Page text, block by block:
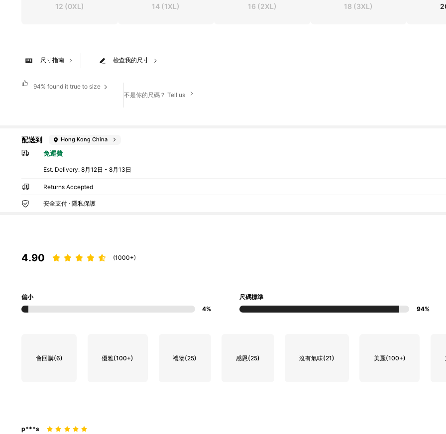
12 (0XL) 14 (1XL) 16 (2XL) 18 (3XL)
檢查我的尺寸
尺寸指南
94% found it true to size
不是你的尺碼？ Tell us
配送到 Hong Kong China
免運費
​Est. Delivery:8月12日 - 8月13日
Returns Accepted
安全支付 · 隱私保護
4.90 (1000+)
偏小
4%
尺碼標準
94%
會回購(6) 優雅(100+) 禮物(25) 感恩 (25) 沒有氣味(21) 美麗(100+)
p***s